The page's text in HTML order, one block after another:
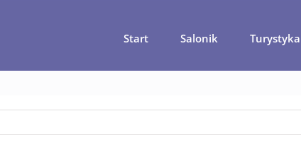
Start Salonik Turystyka
Zwiedzanie Czarnogóry i najbardziej klimatyczne miasto